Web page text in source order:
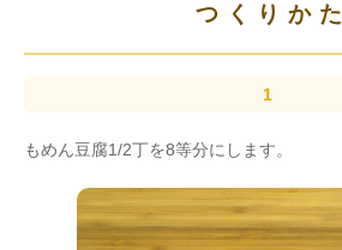
つくりかた
もめん豆腐1/2丁を8等分にします。